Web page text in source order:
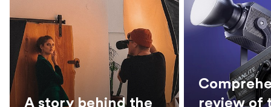
A story behind the
review of